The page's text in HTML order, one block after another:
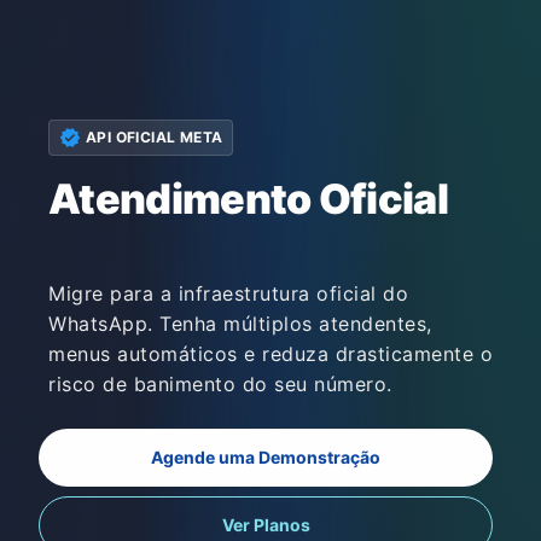
verified API OFICIAL META
Atendimento Oficial
Migre para a infraestrutura oficial do
WhatsApp. Tenha múltiplos atendentes,
menus automáticos e reduza drasticamente o
risco de banimento do seu número.
Agende uma Demonstração
Ver Planos